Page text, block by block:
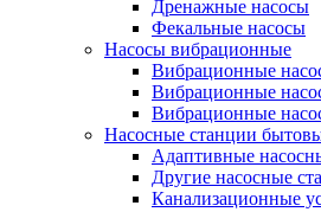
Дренажные насосы
Фекальные насосы
Насосы вибрационные
Вибрационные
Вибрационные
Вибрационные
Насосные станции
Адаптивные
Другие насосные
Канализационные